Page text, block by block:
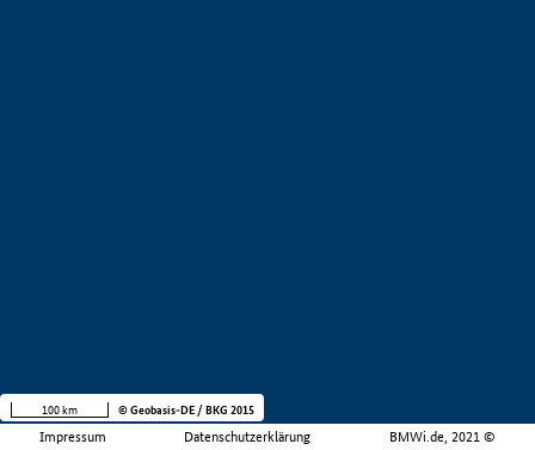
Impressum Datenschutzerklärung BMWi.de, 2021 ©
100 km © Geobasis-DE / BKG 2015